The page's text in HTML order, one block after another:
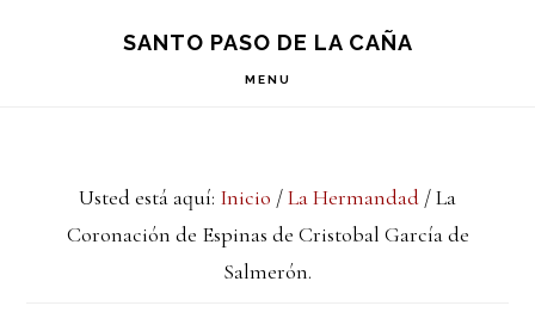
principal
principal
SANTO PASO DE LA CAÑA
MENU
Usted está aquí: Inicio /La Hermandad /La
Coronación de Espinas de Cristobal García de
Salmerón.